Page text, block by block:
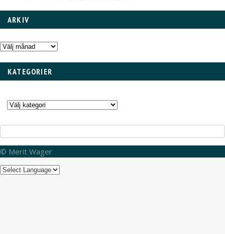
ARKIV
Arkiv
KATEGORIER
Kategorier
© Merit Wager